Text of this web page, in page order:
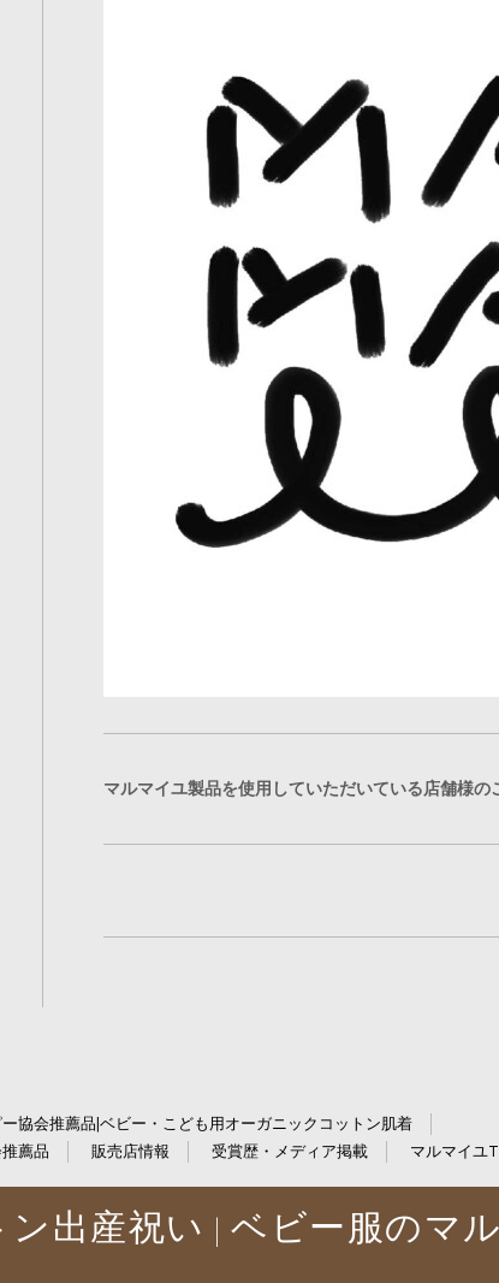
マルマイユ製品を使用していただいている店舗様の
ー協会推薦品|ベビー・こども用オーガニックコットン肌着
薦品
販売店情報 受賞歴・メディア掲載 マルマイユ
出産祝い | ベビー服のマ